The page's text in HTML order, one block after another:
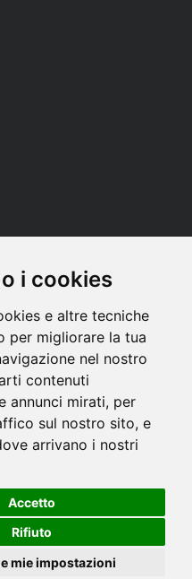
i cookies
e altre tecniche
per migliorare la tua
nel nostro
contenuti
annunci mirati, per
sul nostro sito, e
arrivano i nostri
Accetto
Rifiuto
mie impostazioni
-- Quine srl – C.F./P IVA
dei Dati: Avv. Monica